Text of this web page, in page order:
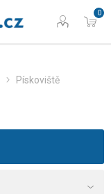
0
Pískoviště